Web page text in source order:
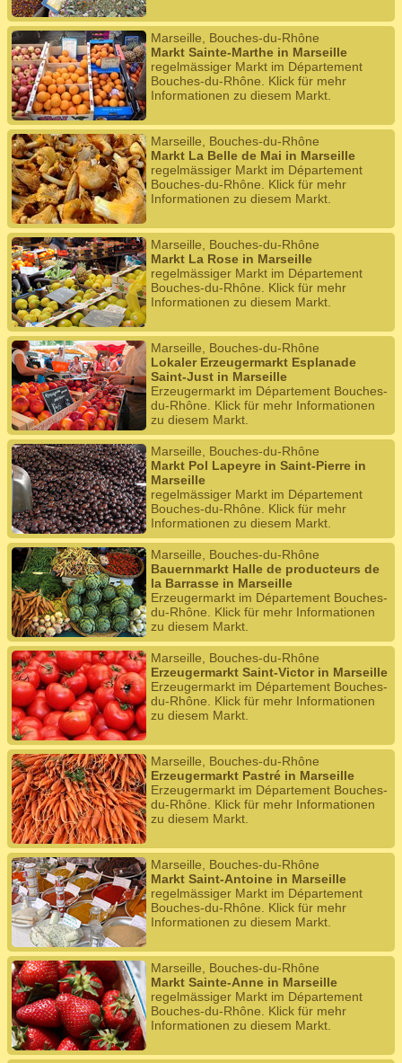
Marseille, Bouches-du-Rhône
Markt Sainte-Marthe in Marseille
regelmässiger Markt im Département
Bouches-du-Rhône. Klick für mehr
Informationen zu diesem Markt.
Marseille, Bouches-du-Rhône
Markt La Belle de Mai in Marseille
regelmässiger Markt im Département
Bouches-du-Rhône. Klick für mehr
Informationen zu diesem Markt.
Marseille, Bouches-du-Rhône
Markt La Rose in Marseille
regelmässiger Markt im Département
Bouches-du-Rhône. Klick für mehr
Informationen zu diesem Markt.
Marseille, Bouches-du-Rhône
Lokaler Erzeugermarkt Esplanade
Saint-Just in Marseille
Erzeugermarkt im Département Bouches-
du-Rhône. Klick für mehr Informationen
zu diesem Markt.
Marseille, Bouches-du-Rhône
Markt Pol Lapeyre in Saint-Pierre in
Marseille
regelmässiger Markt im Département
Bouches-du-Rhône. Klick für mehr
Informationen zu diesem Markt.
Marseille, Bouches-du-Rhône
Bauernmarkt Halle de producteurs de
la Barrasse in Marseille
Erzeugermarkt im Département Bouches-
du-Rhône. Klick für mehr Informationen
zu diesem Markt.
Marseille, Bouches-du-Rhône
Erzeugermarkt Saint-Victor in Marseille
Erzeugermarkt im Département Bouches-
du-Rhône. Klick für mehr Informationen
zu diesem Markt.
Marseille, Bouches-du-Rhône
Erzeugermarkt Pastré in Marseille
Erzeugermarkt im Département Bouches-
du-Rhône. Klick für mehr Informationen
zu diesem Markt.
Marseille, Bouches-du-Rhône
Markt Saint-Antoine in Marseille
regelmässiger Markt im Département
Bouches-du-Rhône. Klick für mehr
Informationen zu diesem Markt.
Marseille, Bouches-du-Rhône
Markt Sainte-Anne in Marseille
regelmässiger Markt im Département
Bouches-du-Rhône. Klick für mehr
Informationen zu diesem Markt.